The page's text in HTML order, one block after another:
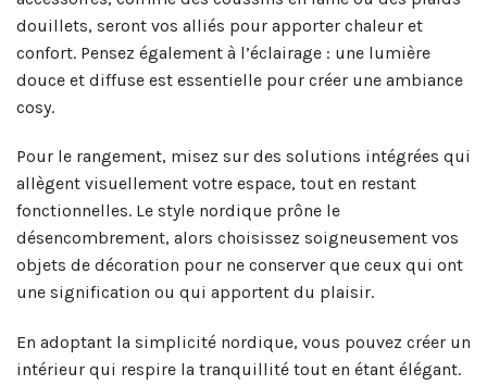
douillets, seront vos alliés pour apporter chaleur et
confort. Pensez également à l’éclairage : une lumière
douce et diffuse est essentielle pour créer une ambiance
cosy.
Pour le rangement, misez sur des solutions intégrées qui
allègent visuellement votre espace, tout en restant
fonctionnelles. Le style nordique prône le
désencombrement, alors choisissez soigneusement vos
objets de décoration pour ne conserver que ceux qui ont
une signification ou qui apportent du plaisir.
En adoptant la simplicité nordique, vous pouvez créer un
intérieur qui respire la tranquillité tout en étant élégant.